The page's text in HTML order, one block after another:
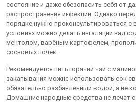
состояние и даже обезопасить себя от
распространения инфекции. Однако
порядке нужно проконсультироваться
условиях можно делать ингаляции над
ментолом, варёным картофелем,
сосновых почек.
Рекомендуется пить горячий чай с
закапывания можно использовать сок
обязательно разбавленный водой, а не
Домашние народные средства не лечат